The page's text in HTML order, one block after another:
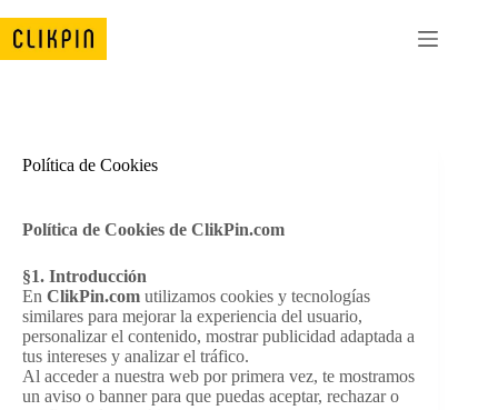
contenido
Política de Cookies
Política de Cookies de ClikPin.com
§1. Introducción
En ClikPin.com utilizamos cookies y tecnologías
similares para mejorar la experiencia del usuario,
personalizar el contenido, mostrar publicidad adaptada a
tus intereses y analizar el tráfico.
Al acceder a nuestra web por primera vez, te mostramos
un aviso o banner para que puedas aceptar, rechazar o